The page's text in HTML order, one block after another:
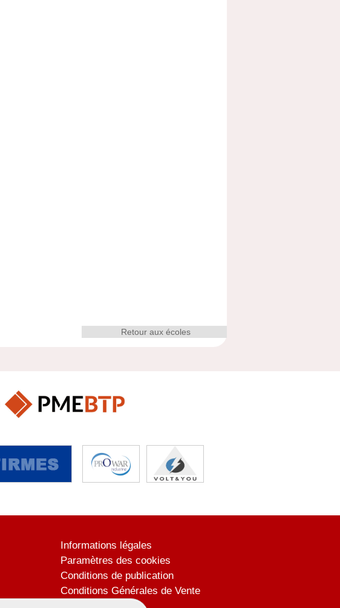
Retour aux écoles
Informations légales
Paramètres des cookies
Conditions de publication
Conditions Générales de Vente